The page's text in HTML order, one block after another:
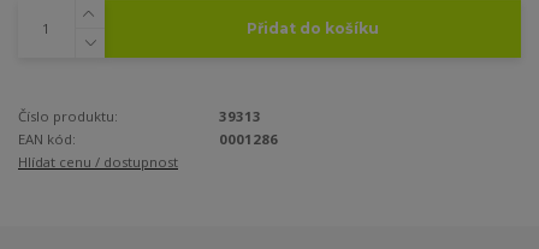
Přidat do košíku
Číslo produktu:
39313
EAN kód:
0001286
Hlídat cenu / dostupnost